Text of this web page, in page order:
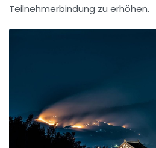
Teilnehmerbindung zu erhöhen.